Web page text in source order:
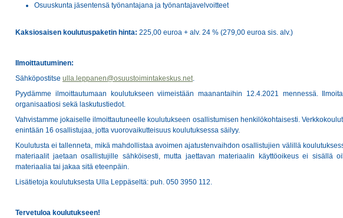
Osuuskunta jäsentensä työnantajana ja työnantajavelvoitteet
Kaksiosaisen koulutuspaketin hinta: 225,00 euroa + alv. 24 % (279,00 euroa sis. alv.)
Ilmoittautuminen:
Sähköpostitse ulla.leppanen@osuustoimintakeskus.net.
Pyydämme ilmoittautumaan koulutukseen viimeistään maanantaihin 12.4.2021 mennessä.
organisaatiosi sekä laskutustiedot.
Vahvistamme jokaiselle ilmoittautuneelle koulutukseen osallistumisen henkilökohtaisesti.
enintään 16 osallistujaa, jotta vuorovaikutteisuus koulutuksessa säilyy.
Koulutusta ei tallenneta, mikä mahdollistaa avoimen ajatustenvaihdon osallistujien välillä
materiaalit jaetaan osallistujille sähköisesti, mutta jaettavan materiaalin käyttöoikeus ei sisällä
materiaalia tai jakaa sitä eteenpäin.
Lisätietoja koulutuksesta Ulla Leppäseltä: puh. 050 3950 112.
Tervetuloa koulutukseen!